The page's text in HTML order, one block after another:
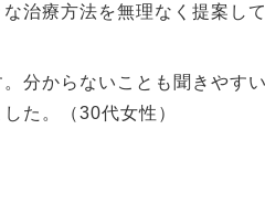
治療方法を無理なく提案し
分からないことも聞きやす
た。（30代女性）